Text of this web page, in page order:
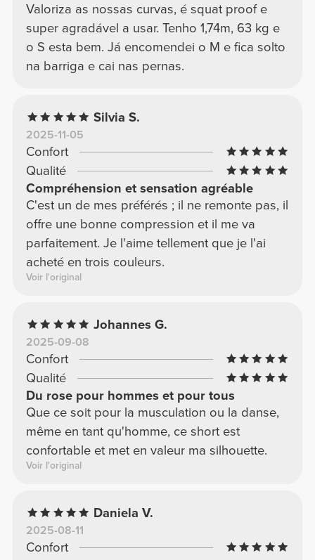
Valoriza as nossas curvas, é squat proof e
super agradável a usar. Tenho 1,74m, 63 kg e
o S esta bem. Já encomendei o M e fica solto
na barriga e cai nas pernas.
Silvia S.
2025-11-05
Confort
Qualité
Compréhension et sensation agréable
C'est un de mes préférés ; il ne remonte pas, il
offre une bonne compression et il me va
parfaitement. Je l'aime tellement que je l'ai
acheté en trois couleurs.
Voir l'original
Johannes G.
2025-09-08
Confort
Qualité
Du rose pour hommes et pour tous
Que ce soit pour la musculation ou la danse,
même en tant qu'homme, ce short est
confortable et met en valeur ma silhouette.
Voir l'original
Daniela V.
2025-08-11
Confort